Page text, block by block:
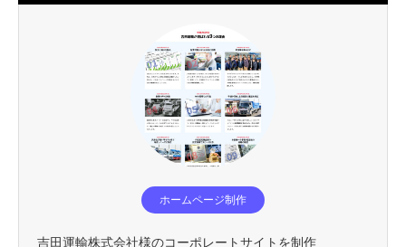
ホームページ制作
吉田運輸株式会社様のコーポレートサイトを制作